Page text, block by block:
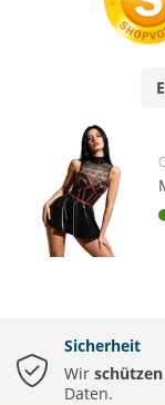
Sicherheit
Wir schützen
Daten.